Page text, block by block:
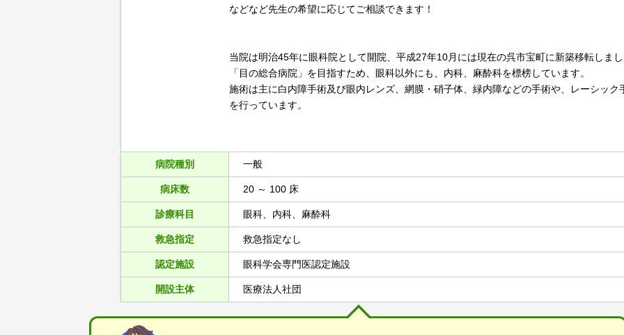
などなど先生の希望に応じてご相談できます！
当院は明治45年に眼科院として開院、平成27年10月には現在の呉市宝町に新築移転しまし
「目の総合病院」を目指すため、眼科以外にも、内科、麻酔科を標榜しています。
施術は主に白内障手術及び眼内レンズ、網膜・硝子体、緑内障などの手術や、レーシック
を行っています。
病院種別 一般
病床数 20 ～ 100 床
診療科目 眼科、内科、麻酔科
救急指定 救急指定なし
認定施設 眼科学会専門医認定施設
開設主体 医療法人社団